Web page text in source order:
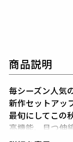
商品説明
毎シーズン人気
新作セットアッ
最旬にしてこの
高機能、且つ伸